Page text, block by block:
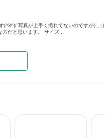
(^3^)/ 写真が上手く撮れてないのですが(-_-;)
だと思います。 サイズ...